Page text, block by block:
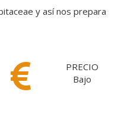
y así nos prepara
PRECIO
Bajo